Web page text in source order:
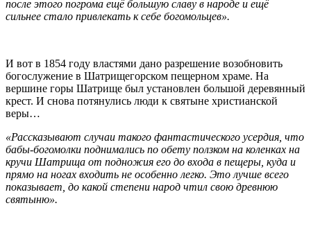
после этого погрома ещё большую славу в народе и ещё
сильнее стало привлекать к себе богомольцев».
И вот в 1854 году властями дано разрешение возобновить
богослужение в Шатрищегорском пещерном храме. На
вершине горы Шатрище был установлен большой деревянный
крест. И снова потянулись люди к святыне христианской
веры…
«Рассказывают случаи такого фантастического усердия, что
бабы-богомолки поднимались по обету ползком на коленках на
кручи Шатрища от подножия его до входа в пещеры, куда и
прямо на ногах входить не особенно легко. Это лучше всего
показывает, до какой степени народ чтил свою древнюю
святыню».